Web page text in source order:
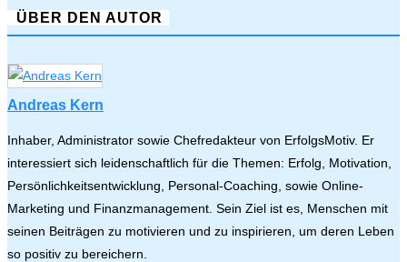
ÜBER DEN AUTOR
Andreas Kern
Inhaber, Administrator sowie Chefredakteur von ErfolgsMotiv. Er
interessiert sich leidenschaftlich für die Themen: Erfolg, Motivation,
Persönlichkeitsentwicklung, Personal-Coaching, sowie Online-
Marketing und Finanzmanagement. Sein Ziel ist es, Menschen mit
seinen Beiträgen zu motivieren und zu inspirieren, um deren Leben
so positiv zu bereichern.